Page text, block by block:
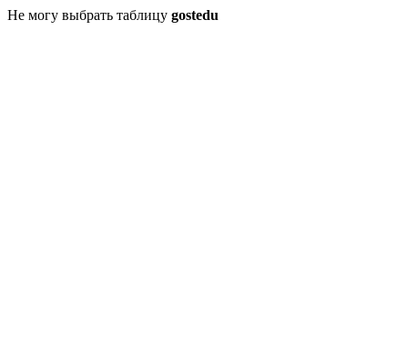
Не могу выбрать таблицу gostedu